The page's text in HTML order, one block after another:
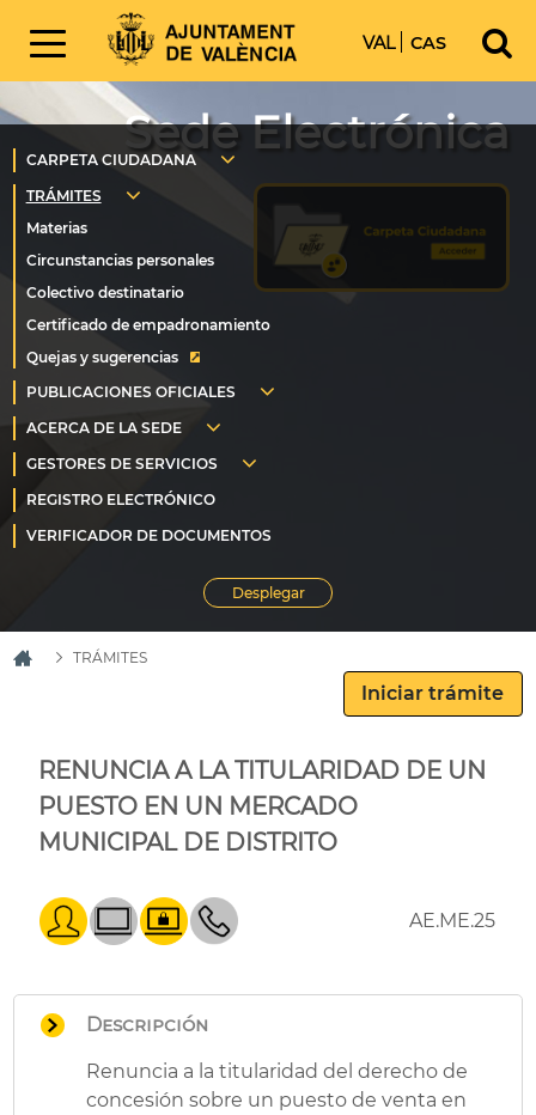
VAL CAS
Sede Electrónica
Quejas y sugerencias
TRÁMITES
RENUNCIA A LA TITULARIDAD DE UN
PUESTO EN UN MERCADO
MUNICIPAL DE DISTRITO
AE.ME.25
Descripción
Renuncia a la titularidad del derecho de
concesión sobre un puesto de venta en